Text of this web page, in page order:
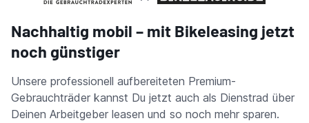
Nachhaltig mobil – mit Bikeleasing jetzt
noch günstiger
Unsere professionell aufbereiteten Premium-
Gebrauchträder kannst Du jetzt auch als Dienstrad über
Deinen Arbeitgeber leasen und so noch mehr sparen.